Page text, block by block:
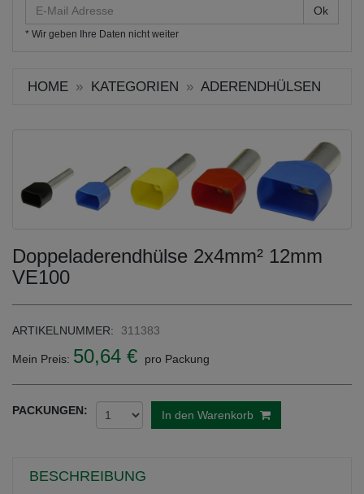
Mail
Adresse
* Wir geben Ihre Daten nicht weiter
HOME KATEGORIEN ADERENDHÜLSEN
Doppeladerendhülse 2x4mm² 12mm
VE100
ARTIKELNUMMER: 311383
Mein Preis: 50,64 € pro Packung
PACKUNGEN: In den Warenkorb
BESCHREIBUNG